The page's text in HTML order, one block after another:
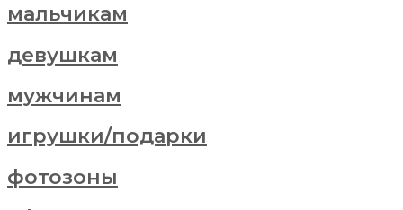
мальчикам
девушкам
мужчинам
игрушки/подарки
фотозоны